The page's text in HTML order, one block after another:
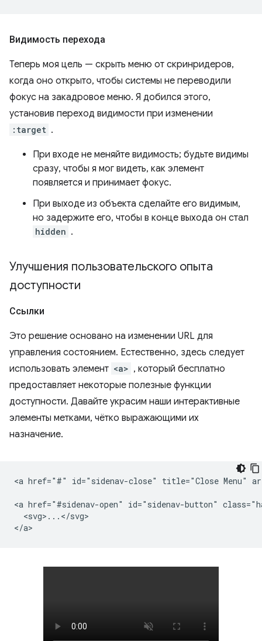
Видимость перехода
Теперь моя цель — скрыть меню от скринридеров,
когда оно открыто, чтобы системы не переводили
фокус на закадровое меню. Я добился этого,
установив переход видимости при изменении
:target .
При входе не меняйте видимость; будьте видимы
сразу, чтобы я мог видеть, как элемент
появляется и принимает фокус.
При выходе из объекта сделайте его видимым,
но задержите его, чтобы в конце выхода он стал
hidden .
Улучшения пользовательского опыта
доступности
Ссылки
Это решение основано на изменении URL для
управления состоянием. Естественно, здесь следует
использовать элемент <a> , который бесплатно
предоставляет некоторые полезные функции
доступности. Давайте украсим наши интерактивные
элементы метками, чётко выражающими их
назначение.
<a href="#" id="sidenav-close" title="Close Menu"
<a href="#sidenav-open" id="sidenav-button"
  <svg>...</svg>